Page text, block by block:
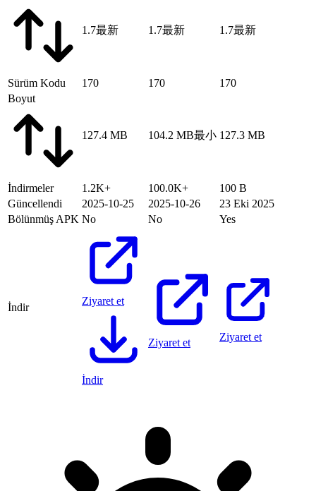
1.7最新 1.7最新 1.7最新
Sürüm Kodu 170 170
170
Boyut
127.4 MB 104.2 MB最小 127.3 MB
İndirmeler 1.2K+ 100.0K+
100 B
Güncellendi
2025-10-25 2025-10-26
23 Eki 2025
Bölünmüş APK No No Yes
İndir
Ziyaret et
İndir
Ziyaret et Ziyaret et